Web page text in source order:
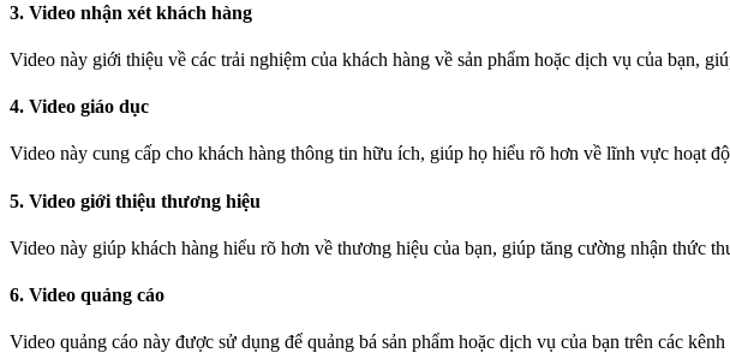
3. Video nhận xét khách hàng
Video này giới thiệu về các trải nghiệm của khách hàng về sản phẩm hoặc dịch vụ của bạn,
4. Video giáo dục
Video này cung cấp cho khách hàng thông tin hữu ích, giúp họ hiểu rõ hơn về lĩnh vực hoạt
5. Video giới thiệu thương hiệu
Video này giúp khách hàng hiểu rõ hơn về thương hiệu của bạn, giúp tăng cường nhận thức
6. Video quảng cáo
Video quảng cáo này được sử dụng để quảng bá sản phẩm hoặc dịch vụ của bạn trên các